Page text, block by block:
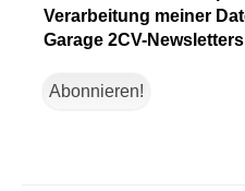
Verarbeitung meiner
Garage 2CV-